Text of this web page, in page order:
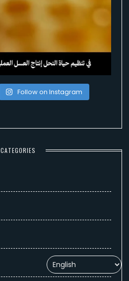
Follow on Instagram
CATEGORIES